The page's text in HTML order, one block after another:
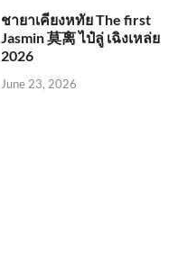
ชายาเคียงหทัย The first
Jasmin 莫离 ไป๋ลู่ เฉิงเหล่ย
2026
June 23, 2026